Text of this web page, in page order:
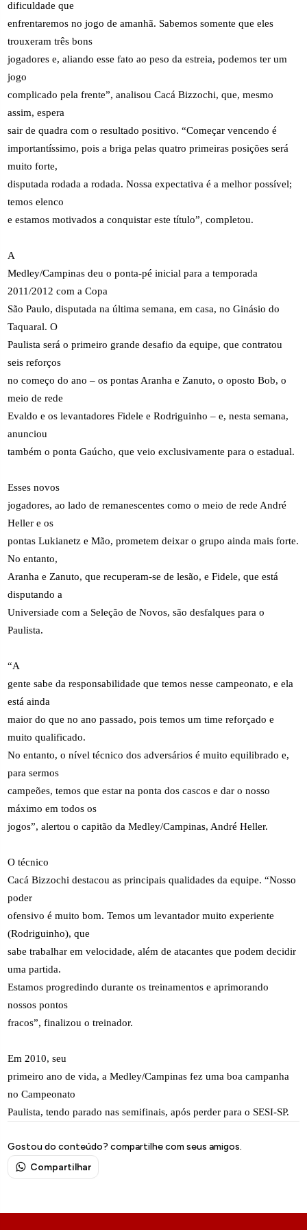
dificuldade que
enfrentaremos no jogo de amanhã. Sabemos somente que eles
trouxeram três bons
jogadores e, aliando esse fato ao peso da estreia, podemos ter um
jogo
complicado pela frente”, analisou Cacá Bizzochi, que, mesmo
assim, espera
sair de quadra com o resultado positivo. “Começar vencendo é
importantíssimo, pois a briga pelas quatro primeiras posições será
muito forte,
disputada rodada a rodada. Nossa expectativa é a melhor possível;
temos elenco
e estamos motivados a conquistar este título”, completou.
A
Medley/Campinas deu o ponta-pé inicial para a temporada
2011/2012 com a Copa
São Paulo, disputada na última semana, em casa, no Ginásio do
Taquaral. O
Paulista será o primeiro grande desafio da equipe, que contratou
seis reforços
no começo do ano – os pontas Aranha e Zanuto, o oposto Bob, o
meio de rede
Evaldo e os levantadores Fidele e Rodriguinho – e, nesta semana,
anunciou
também o ponta Gaúcho, que veio exclusivamente para o estadual.
Esses novos
jogadores, ao lado de remanescentes como o meio de rede André
Heller e os
pontas Lukianetz e Mão, prometem deixar o grupo ainda mais forte.
No entanto,
Aranha e Zanuto, que recuperam-se de lesão, e Fidele, que está
disputando a
Universiade com a Seleção de Novos, são desfalques para o
Paulista.
“A
gente sabe da responsabilidade que temos nesse campeonato, e ela
está ainda
maior do que no ano passado, pois temos um time reforçado e
muito qualificado.
No entanto, o nível técnico dos adversários é muito equilibrado e,
para sermos
campeões, temos que estar na ponta dos cascos e dar o nosso
máximo em todos os
jogos”, alertou o capitão da Medley/Campinas, André Heller.
O técnico
Cacá Bizzochi destacou as principais qualidades da equipe. “Nosso
poder
ofensivo é muito bom. Temos um levantador muito experiente
(Rodriguinho), que
sabe trabalhar em velocidade, além de atacantes que podem decidir
uma partida.
Estamos progredindo durante os treinamentos e aprimorando
nossos pontos
fracos”, finalizou o treinador.
Em 2010, seu
primeiro ano de vida, a Medley/Campinas fez uma boa campanha
no Campeonato
Paulista, tendo parado nas semifinais, após perder para o SESI-SP.
Gostou do conteúdo? compartilhe com seus amigos.
Compartilhar